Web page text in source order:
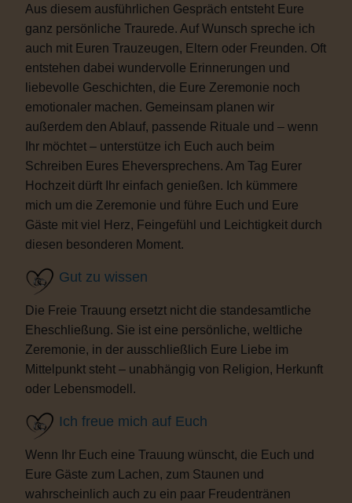
Aus diesem ausführlichen Gespräch entsteht Eure
ganz persönliche Traurede. Auf Wunsch spreche ich
auch mit Euren Trauzeugen, Eltern oder Freunden. Oft
entstehen dabei wundervolle Erinnerungen und
liebevolle Geschichten, die Eure Zeremonie noch
emotionaler machen. Gemeinsam planen wir
außerdem den Ablauf, passende Rituale und – wenn
Ihr möchtet – unterstütze ich Euch auch beim
Schreiben Eures Eheversprechens. Am Tag Eurer
Hochzeit dürft Ihr einfach genießen. Ich kümmere
mich um die Zeremonie und führe Euch und Eure
Gäste mit viel Herz, Feingefühl und Leichtigkeit durch
diesen besonderen Moment.
Gut zu wissen
Die Freie Trauung ersetzt nicht die standesamtliche
Eheschließung. Sie ist eine persönliche, weltliche
Zeremonie, in der ausschließlich Eure Liebe im
Mittelpunkt steht – unabhängig von Religion, Herkunft
oder Lebensmodell.
Ich freue mich auf Euch
Wenn Ihr Euch eine Trauung wünscht, die Euch und
Eure Gäste zum Lachen, zum Staunen und
wahrscheinlich auch zu ein paar Freudentränen